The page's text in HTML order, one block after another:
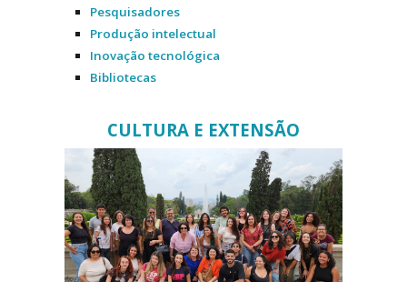
Pesquisadores
Produção intelectual
Inovação tecnológica
Bibliotecas
CULTURA E EXTENSÃO